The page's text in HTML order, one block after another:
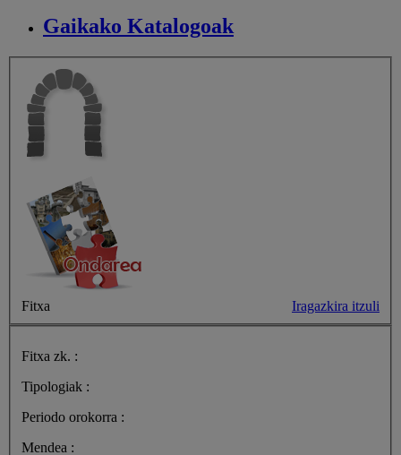
Gaikako Katalogoak
Fitxa Iragazkira itzuli
Fitxa zk. :
Tipologiak :
Periodo orokorra :
Mendea :